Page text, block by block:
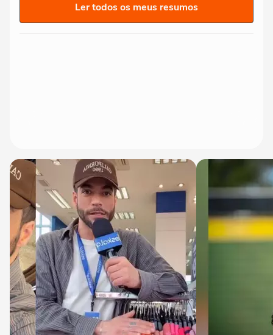
Ler todos os meus resumos